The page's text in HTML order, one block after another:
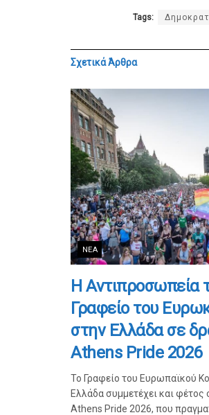
Tags:
ΣχετικάΆρθρα
ΝΈΑ
Η Αντιπροσωπεία
Γραφείο του
στην Ελλάδα σε
Athens Pride 2026
Το Γραφείο του Ευρωπαϊκού
Ελλάδα συμμετέχει και φέτος
Athens Pride 2026, που